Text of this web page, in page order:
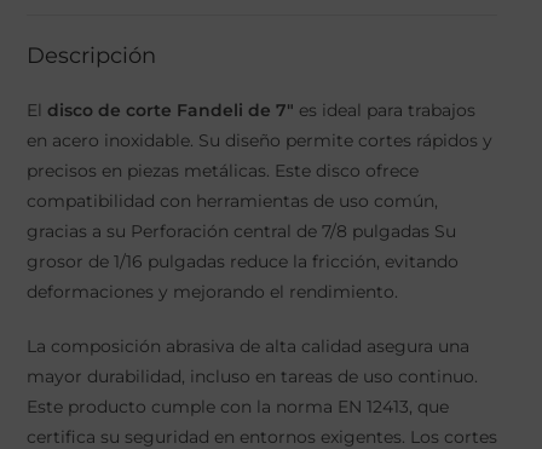
Descripción
El disco de corte Fandeli de 7" es ideal para trabajos
en acero inoxidable. Su diseño permite cortes rápidos y
precisos en piezas metálicas. Este disco ofrece
compatibilidad con herramientas de uso común,
gracias a su Perforación central de 7/8 pulgadas Su
grosor de 1/16 pulgadas reduce la fricción, evitando
deformaciones y mejorando el rendimiento.
La composición abrasiva de alta calidad asegura una
mayor durabilidad, incluso en tareas de uso continuo.
Este producto cumple con la norma EN 12413, que
certifica su seguridad en entornos exigentes. Los cortes